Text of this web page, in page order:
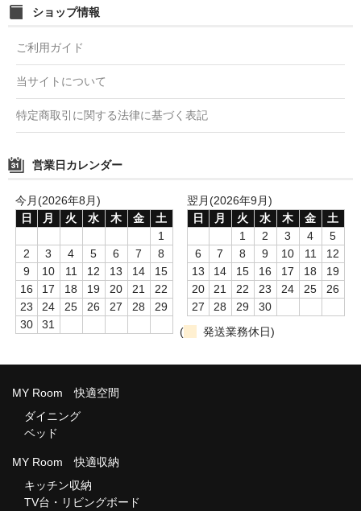
ショップ情報
ご利用ガイド
当サイトについて
特定商取引に関する法律に基づく表記
営業日カレンダー
今月(2026年8月)
日
月 火 水 木 金
土
1
2
3 4 5 6 7
8
9
10 11 12 13 14
15
16
17 18 19 20 21
22
23
24 25 26 27 28
29
30
31
翌月(2026年9月)
日
月 火 水 木 金
土
1
2 3 4
5
6
7 8 9 10 11
12
13
14 15 16 17 18
19
20
21 22 23 24 25
26
27
28 29
30
(
発送業務休日)
MY Room 快適空間
ダイニング
ベッド
MY Room 快適収納
キッチン収納
TV台・リビングボード